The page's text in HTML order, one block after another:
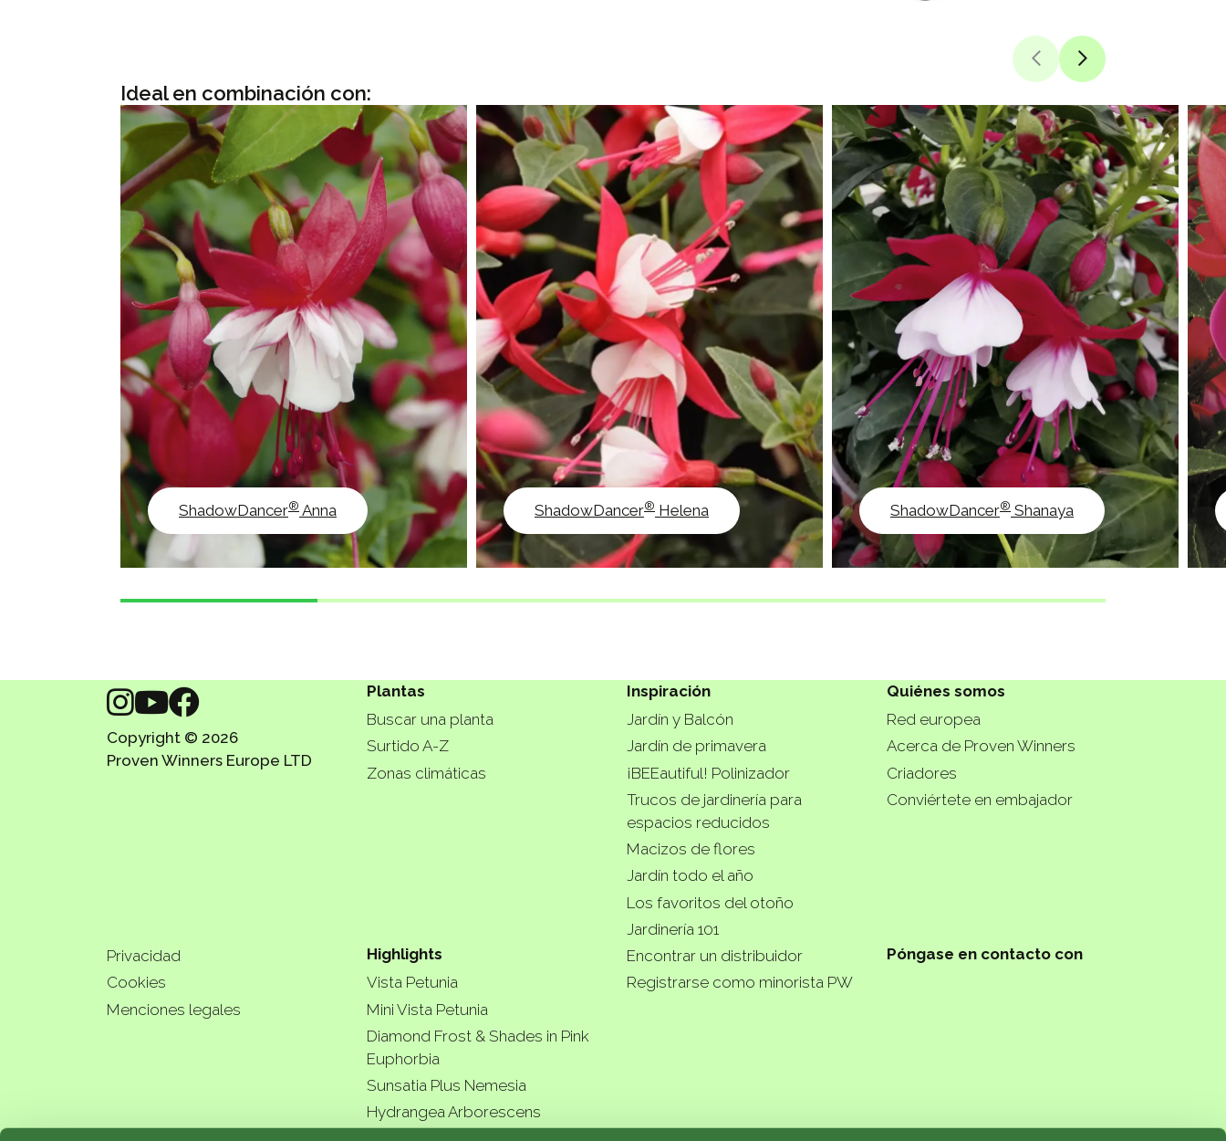
Ideal en combinación con:
ShadowDancer® Anna ShadowDancer® Helena ShadowDancer® Shanaya
Copyright © 2026
Proven Winners Europe LTD
Plantas
Buscar una planta
Surtido A-Z
Zonas climáticas
Inspiración
Jardín y Balcón
Jardín de primavera
¡BEEautiful! Polinizador
Trucos de jardinería para
espacios reducidos
Macizos de flores
Jardín todo el año
Los favoritos del otoño
Jardinería 101
Quiénes somos
Red europea
Acerca de Proven Winners
Criadores
Conviértete en embajador
Privacidad
Cookies
Menciones legales
Highlights
Vista Petunia
Mini Vista Petunia
Diamond Frost & Shades in Pink
Euphorbia
Sunsatia Plus Nemesia
Hydrangea Arborescens
Encontrar un distribuidor
Registrarse como minorista PW
Póngase en contacto con